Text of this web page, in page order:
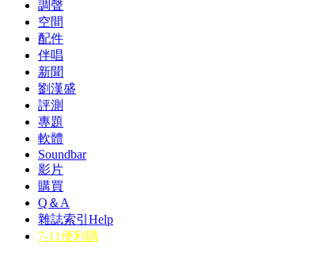
調聲
空間
配件
伴唱
新聞
劉漢盛
評測
專題
軟體
Soundbar
影片
購買
Q＆A
雜誌索引 Help
7-11便利購